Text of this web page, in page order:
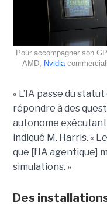
Pour accompagner son
AMD, Nvidia
« L’IA passe du
répondre à des
autonome exécutant
indiqué M. Harris. «
que [l’IA agentique]
simulations. »
Des